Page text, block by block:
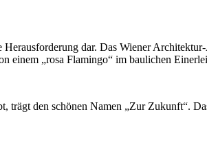
dar. Das Wiener
einem „rosa Flamingo“ im baulichen
trägt den schönen Namen „Zur Zukunft“.